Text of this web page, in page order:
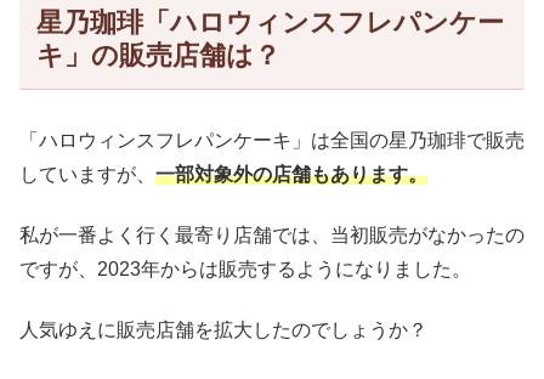
星乃珈琲「ハロウィンスフレパンケー
キ」の販売店舗は？
「ハロウィンスフレパンケーキ」は全国の星乃珈琲で販売
していますが、 一部対象外の店舗もあります。
私が一番よく行く最寄り店舗では、当初販売がなかったの
ですが、2023年からは販売するようになりました。
人気ゆえに販売店舗を拡大したのでしょうか？